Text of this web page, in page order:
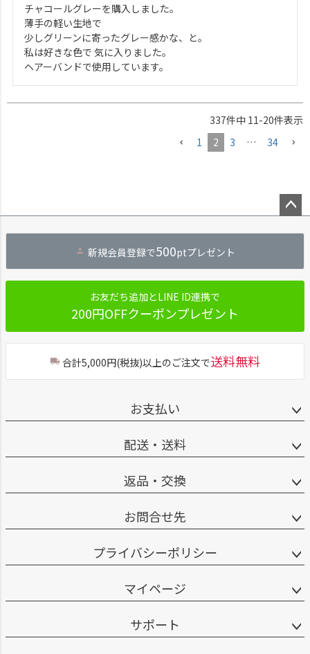
チャコールグレーを購入しました。
薄手の軽い生地で
少しグリーンに寄ったグレー感かな、と。
私は好きな色で 気に入りました。
ヘアーバンドで使用しています。
337件中 11-20件表示
1
2 3 … 34
ジト
へ
新規会員登録で500ptプレゼント
お友だち追加とLINE ID連携で
200円OFFクーポンプレゼント
合計5,000円(税抜)以上のご注文で送料無料
お支払い
配送・送料
返品・交換
お問合せ先
プライバシーポリシー
マイページ
サポート